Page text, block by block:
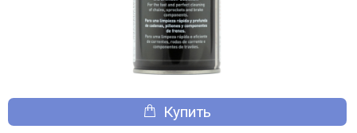
Купить